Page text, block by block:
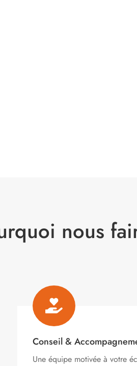
nous

Conseil &
Une équipe motivée à votre